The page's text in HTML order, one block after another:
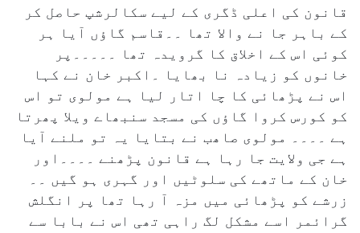
قانون کی اعلی ڈگری کے لیے سکالرشپ حاصل کر
کے باہر جا نے والا تھا ۔۔قاسم گاؤں آیا ہر
کوئی اس کے اخلاق کا گرویدہ تھا ۔۔۔۔۔پر
خانوں کو زیادہ نا بھایا ۔اکبر خان نے کہا
اس نے پڑھائی کا چا اتار لیا ہے مولوی تو اس
کو کورس کروا گاؤں کی مسجد سنبھاے ویلا پھرتا
ہے ۔۔۔۔ مولوی صاھب نے بتایا یہ تو ملنے آیا
ہے جی ولایت جا رہا ہے قانون پڑھنے ۔۔۔۔اور
خان کے ماتھے کی سلوٹیں اور گہری ہو گیں ۔۔
زرشے کو پڑھائی میں مزہ آ رہا تھا پر انگلش
گرائمر اسے مشکل لگ راہی تھی اس نے بابا سے